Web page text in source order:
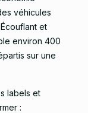
véhicules
et
environ 400
sur une
labels et
: